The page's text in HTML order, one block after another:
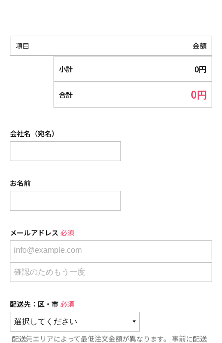
項目 金額
小計 0円
合計 0円
会社名（宛名）
お名前
メールアドレス 必須
配送先：区・市 必須
配送先エリアによって最低注文金額が異なります。 事前に配送